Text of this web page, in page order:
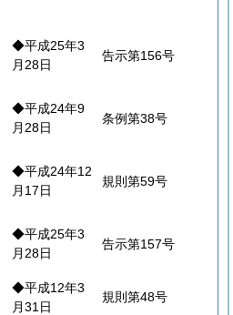
◆平成25年3
月28日
告示第156号
◆平成24年9
月28日
条例第38号
◆平成24年12
月17日
規則第59号
◆平成25年3
月28日
告示第157号
◆平成12年3
月31日
規則第48号